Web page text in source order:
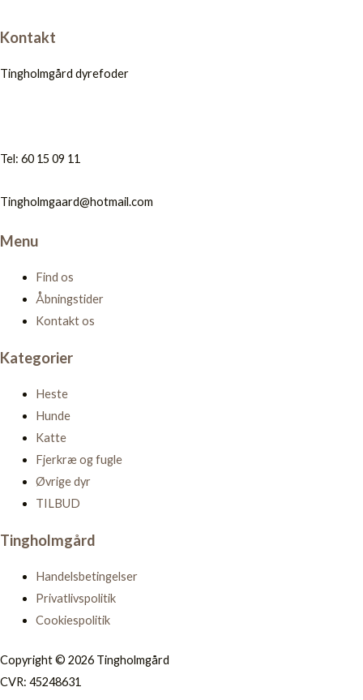
Kontakt
Tingholmgård dyrefoder
Tel: 60 15 09 11
Tingholmgaard@hotmail.com
Menu
Find os
Åbningstider
Kontakt os
Kategorier
Heste
Hunde
Katte
Fjerkræ og fugle
Øvrige dyr
TILBUD
Tingholmgård
Handelsbetingelser
Privatlivspolitik
Cookiespolitik
Copyright © 2026 Tingholmgård
CVR: 45248631